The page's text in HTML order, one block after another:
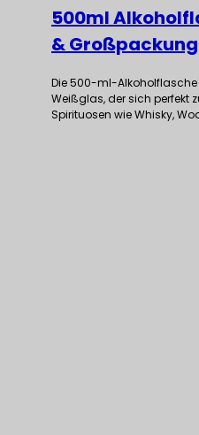
500ml
& Großpackung
Die 500-ml-Alkoholflasche
Weißglas, der sich perfekt
Spirituosen wie Whisky,